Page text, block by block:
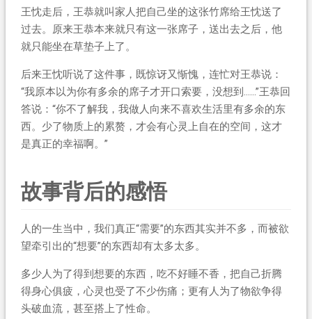
王忱走后，王恭就叫家人把自己坐的这张竹席给王忱送了
过去。原来王恭本来就只有这一张席子，送出去之后，他
就只能坐在草垫子上了。
后来王忱听说了这件事，既惊讶又惭愧，连忙对王恭说：
“我原本以为你有多余的席子才开口索要，没想到……”王恭回
答说：“你不了解我，我做人向来不喜欢生活里有多余的东
西。少了物质上的累赘，才会有心灵上自在的空间，这才
是真正的幸福啊。”
故事背后的感悟
人的一生当中，我们真正“需要”的东西其实并不多，而被欲
望牵引出的“想要”的东西却有太多太多。
多少人为了得到想要的东西，吃不好睡不香，把自己折腾
得身心俱疲，心灵也受了不少伤痛；更有人为了物欲争得
头破血流，甚至搭上了性命。